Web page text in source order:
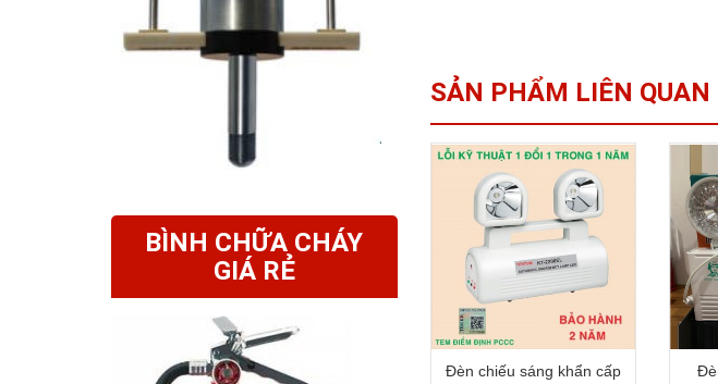
SẢN PHẨM LIÊN QUAN
Đèn chiếu sáng khẩn cấp
BÌNH CHỮA CHÁY
GIÁ RẺ